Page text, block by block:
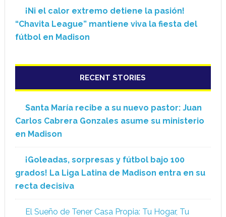
¡Ni el calor extremo detiene la pasión!
“Chavita League” mantiene viva la fiesta del
fútbol en Madison
RECENT STORIES
Santa María recibe a su nuevo pastor: Juan
Carlos Cabrera Gonzales asume su ministerio
en Madison
¡Goleadas, sorpresas y fútbol bajo 100
grados! La Liga Latina de Madison entra en su
recta decisiva
El Sueño de Tener Casa Propia: Tu Hogar, Tu